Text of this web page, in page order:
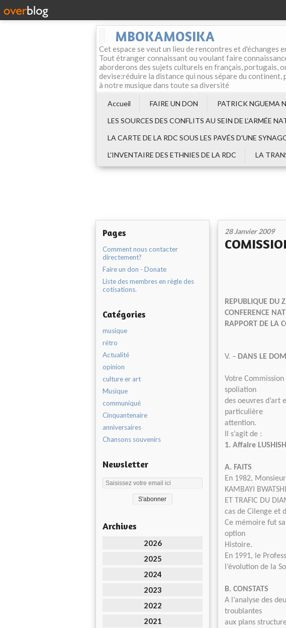
MBOKAMOSIKA
Cet espace se veut un lieu de rencontres et
Tout étranger connaissant ou voulant faire
aborderons des sujets culturels en français, portugais,
devise:réduire la distance qui nous sépare du
à notre musique dans toute sa diversité
Accueil FAIRE UN DON
PATRICK NGUEMA
LES SOURCES DES CONFLITS AU SEIN DE L‘ARMÉE
LA CARTE DE LA RDC SOUS LES PAVÉS D'UNE
L'INVENTAIRE DES ETHNIES DE LA RDC
LA
Pages
Comment nous contacter
directement?
Faire un don - Donate
Liste des membres en règle des
cotisations.
Catégories
musique
rétro
Actualité
opinion
culture er art
Musique
communiqué
Cinquantenaire
anniversaires
Chansons souvenirs
Newsletter
Archives
2026
2025
2024
2023
2022
2021
28 Janvier 2009
REPUBLIQUE DU
CONFERENCE
RAPPORT DE LA
V. – DANS LE
Votre
spoliation
des oeuvres d’art
particulière
attention.
Il s’agit de :
1. Affaire
A. FAITS
En 1982,
KAMBAYI
ET TRAFIC DU
cas de Cilenge et
Ce mémoire fut
option
Histoire.
En 1991, le
l’évolution de la
B. CONSTATS
A l’analyse des
troublantes
aux plans